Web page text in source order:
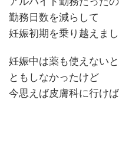
勤務日数を減らして
妊娠初期を乗り越えまし
妊娠中は薬も使えない
ともしなかったけど
今思えば皮膚科に行けば